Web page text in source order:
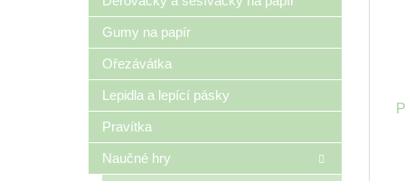
Gumy na papír
Ořezávátka
Lepidla a lepící pásky
Pravítka
Naučné hry